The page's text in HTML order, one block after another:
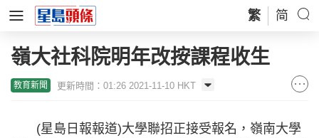
繁 简
嶺大社科院明年改按課程收生
教育新聞 更新時間：01:26 2021-11-10 HKT
(星島日報報道)大學聯招正接受報名，嶺南大學